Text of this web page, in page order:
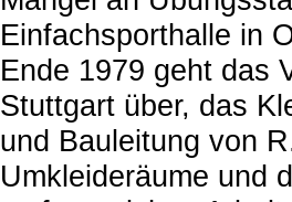
Einfachsporthalle in
Ende 1979 geht das
Stuttgart über, das
und Bauleitung von
Umkleideräume und